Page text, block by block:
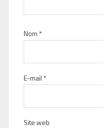
Nom *
E-mail *
Site web